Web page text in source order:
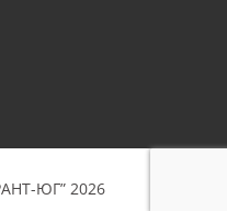
ЮГ” 2026